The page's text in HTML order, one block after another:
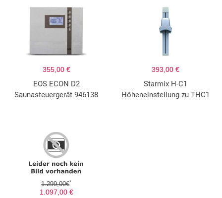
355,00 €
EOS ECON D2
Saunasteuergerät 946138
393,00 €
Starmix H-C1
Höheneinstellung zu THC1
1.299,00€*
1.097,00 €